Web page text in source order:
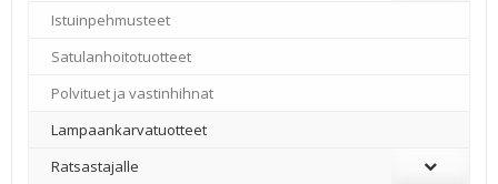
Istuinpehmusteet
Satulanhoitotuotteet
Polvituet ja vastinhihnat
Lampaankarvatuotteet
Ratsastajalle